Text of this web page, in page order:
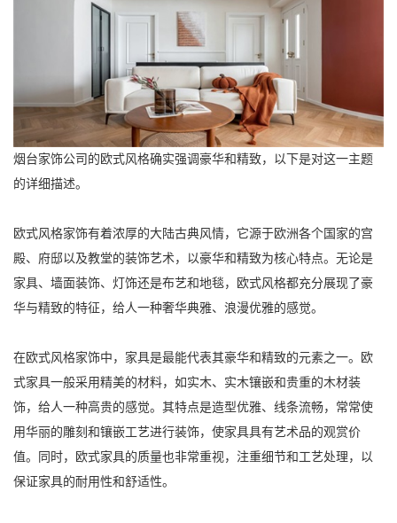
烟台家饰公司的欧式风格确实强调豪华和精致，以下是对这一主题
的详细描述。
欧式风格家饰有着浓厚的大陆古典风情，它源于欧洲各个国家的宫
殿、府邸以及教堂的装饰艺术，以豪华和精致为核心特点。无论是
家具、墙面装饰、灯饰还是布艺和地毯，欧式风格都充分展现了豪
华与精致的特征，给人一种奢华典雅、浪漫优雅的感觉。
在欧式风格家饰中，家具是最能代表其豪华和精致的元素之一。欧
式家具一般采用精美的材料，如实木、实木镶嵌和贵重的木材装
饰，给人一种高贵的感觉。其特点是造型优雅、线条流畅，常常使
用华丽的雕刻和镶嵌工艺进行装饰，使家具具有艺术品的观赏价
值。同时，欧式家具的质量也非常重视，注重细节和工艺处理，以
保证家具的耐用性和舒适性。